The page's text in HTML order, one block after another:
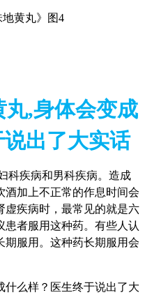
,身体会变成
出了大实话
科疾病和男科疾病。造成
酒加上不正常的作息时间会
虚疾病时，最常见的就是六
患者服用这种药。有些人认
期服用。这种药长期服用会
什么样？医生终于说出了大